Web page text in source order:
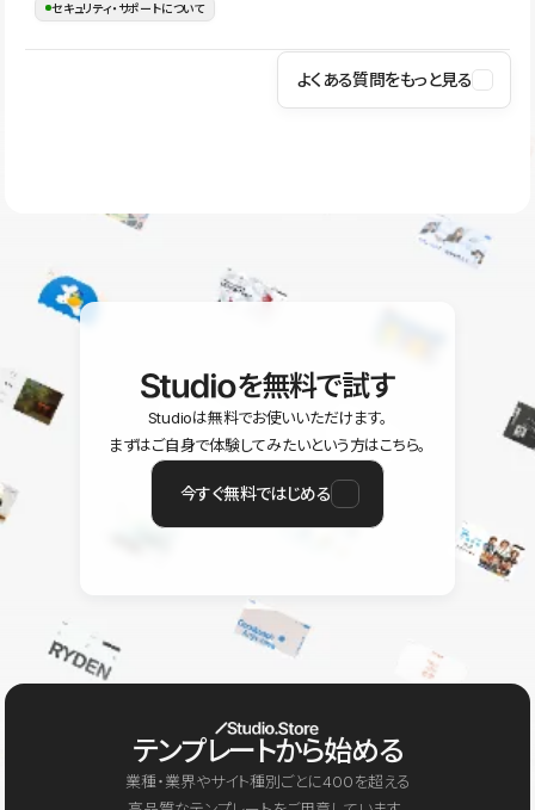
す。
の暗号化、データ保護、アクセス管理、脆弱性対策など、複数の観
はSSL/TLSによる通信暗号化に対応しており、悪質なスクリプトの
セキュリティ・サポートについて
操作方法や機能については、ヘルプセンターでご確認いただけま
ユーザー同士で質問・相談できるコミュニティもご利用ください。
よくある質問をもっと見る
を無料で試す
Studioは無料でお使いいただけます。
まずはご自身で体験してみたいという方はこちら。
今すぐ無料ではじめる
テンプレートから始める
業種・業界やサイト種別ごとに400を超える